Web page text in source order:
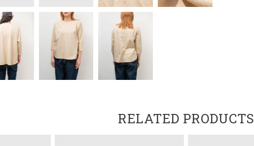
RELATED PRODUCTS